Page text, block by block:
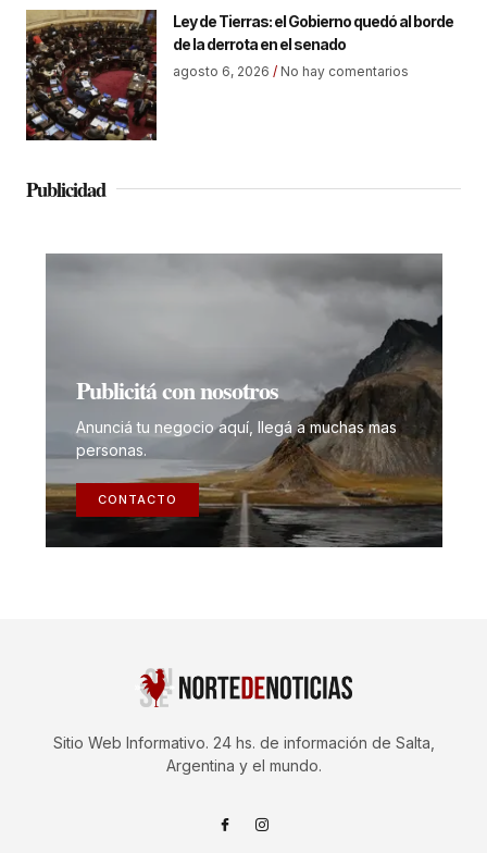
Ley de Tierras: el Gobierno quedó al borde
de la derrota en el senado
agosto 6, 2026 No hay comentarios
Publicidad
Publicitá con nosotros
Anunciá tu negocio aquí, llegá a muchas mas
personas.
CONTACTO
Sitio Web Informativo. 24 hs. de información de Salta,
Argentina y el mundo.